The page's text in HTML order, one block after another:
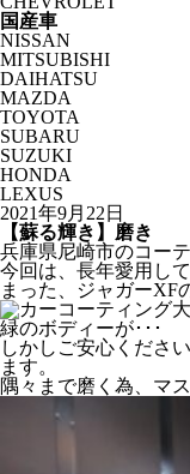
国産車
NISSAN
MITSUBISHI
DAIHATSU
MAZDA
TOYOTA
SUBARU
SUZUKI
HONDA
LEXUS
2021年9月22日
【蘇る輝き】磨き
兵庫県尼崎市のコー
今回は、長年愛用し
まった、ジャガーXF
緑のボディーが･･･
しかしご安心くださ
ます。
隅々まで磨く為、マ